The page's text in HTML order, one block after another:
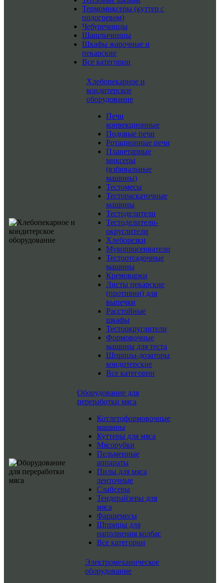
Термомиксеры (куттер с
подогревом)
Чебуречницы
Шашлычницы
Шкафы жарочные и
пекарские
Все категории
Хлебопекарное и
кондитерское
оборудование
Печи
конвекционные
Подовые печи
Ротационные печи
Планетарные
миксеры
(взбивальные
машины)
Тестомесы
Тестораскаточные
машины
Тестоделители
Тестоделители-
округлители
Хлеборезки
Мукопросеиватели
Тестоотсадочные
машины
Кремоварки
Листы пекарские
(противни) для
выпечки
Расстойные
шкафы
Тестоокруглители
Формовочные
машины для теста
Шприцы-дозаторы
кондитерские
Все категории
Оборудование для
переработки мяса
Котлетоформовочные
машины
Куттеры для мяса
Мясорубки
Пельменные
аппараты
Пилы для мяса
ленточные
Слайсеры
Тендерайзеры для
мяса
Фаршемесы
Шприцы для
наполнения колбас
Все категории
Электромеханическое
оборудование